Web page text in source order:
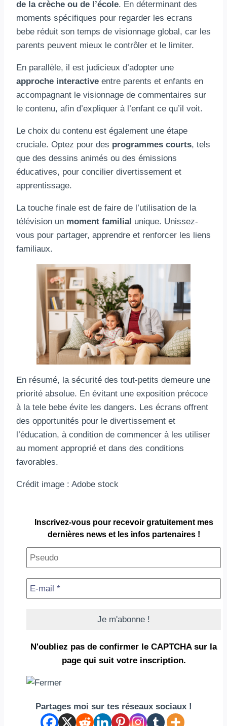
de la crèche ou de l’école. En déterminant des
moments spécifiques pour regarder les ecrans
bebe réduit son temps de visionnage global, car les
parents peuvent mieux le contrôler et le limiter.
En parallèle, il est judicieux d’adopter une
approche interactive entre parents et enfants en
accompagnant le visionnage de commentaires sur
le contenu, afin d’expliquer à l’enfant ce qu’il voit.
Le choix du contenu est également une étape
cruciale. Optez pour des programmes courts, tels
que des dessins animés ou des émissions
éducatives, pour concilier divertissement et
apprentissage.
La touche finale est de faire de l’utilisation de la
télévision un moment familial unique. Unissez-
vous pour partager, apprendre et renforcer les liens
familiaux.
En résumé, la sécurité des tout-petits demeure une
priorité absolue. En évitant une exposition précoce
à la tele bebe évite les dangers. Les écrans offrent
des opportunités pour le divertissement et
l’éducation, à condition de commencer à les utiliser
au moment approprié et dans des conditions
favorables.
Crédit image : Adobe stock
Inscrivez-vous pour recevoir gratuitement mes
dernières news et les infos partenaires !
N'oubliez pas de confirmer le CAPTCHA sur la
page qui suit votre inscription.
Partages moi sur tes réseaux sociaux !